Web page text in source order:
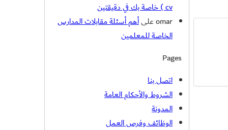
cv ) خاصة بك في دقيقتين
omarعلىأهم أسئلة مقابلات المدارس
الخاصة للمعلمين
Pages
اتصل بنا
الشروط والأحكام العامة
المدونة
الوظائف وفرص العمل